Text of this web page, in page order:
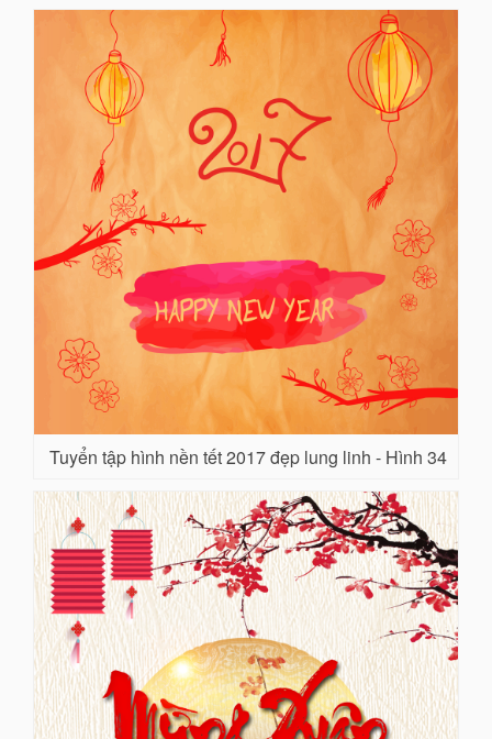
Tuyển tập hình nền tết 2017 đẹp lung linh - Hình 34